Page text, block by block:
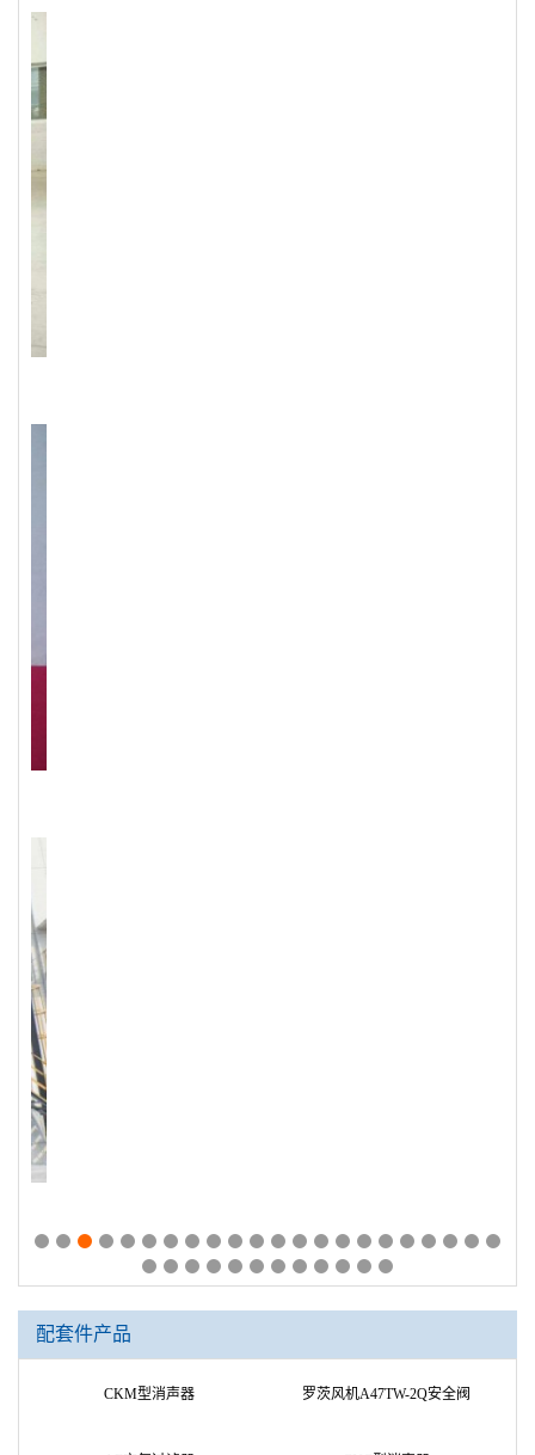
配套件产品
罗茨风机A47TW-2Q安全阀